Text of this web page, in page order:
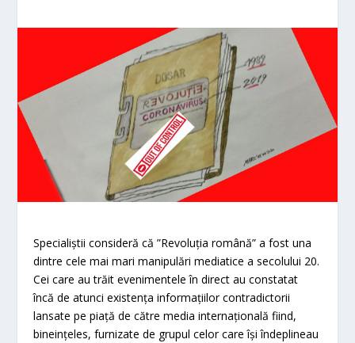
Specialiștii consideră că ”Revoluția română” a fost una
dintre cele mai mari manipulări mediatice a secolului 20.
Cei care au trăit evenimentele în direct au constatat
încă de atunci existența informațiilor contradictorii
lansate pe piață de către media internațională fiind,
bineințeles, furnizate de grupul celor care își îndeplineau